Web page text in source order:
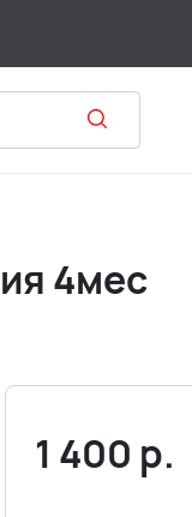
4мес
1 400 р.